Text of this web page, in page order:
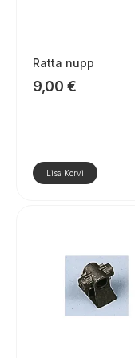
Ratta nupp
9,00 €
Lisa Korvi